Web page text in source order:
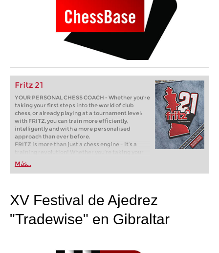
Fritz 21
YOUR PERSONAL CHESS COACH - Whether you’re
taking your first steps into the world of club
chess, or already playing at a tournament level:
with FRITZ, you can train more efficiently,
intelligently and with a more personalised
approach than ever before.
FRITZ is more than just a chess engine – it’s a
training revolution! Whether you’re taking your
first steps into the world of club chess, or already
playing at a tournament level: with FRITZ, you can
train more efficiently, intelligently and with a
Más...
XV Festival de Ajedrez
"Tradewise" en Gibraltar